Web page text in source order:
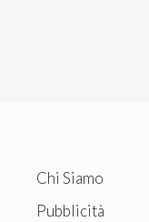
Chi Siamo
Pubblicità